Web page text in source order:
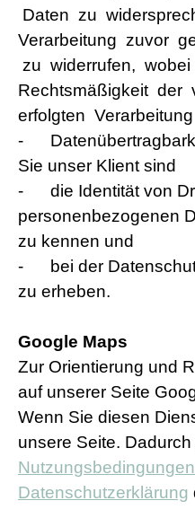
Daten zu
Verarbeitung zuvor
zu widerrufen,
Rechtsmäßigkeit der
erfolgten
-
Sie unser Klient sind
- die Identität von
personenbezogenen
zu kennen und
-
bei der
zu erheben.
Google Maps
Zur Orientierung und
auf unserer Seite
Wenn Sie diesen
unsere Seite.
Datenschutzerklärung